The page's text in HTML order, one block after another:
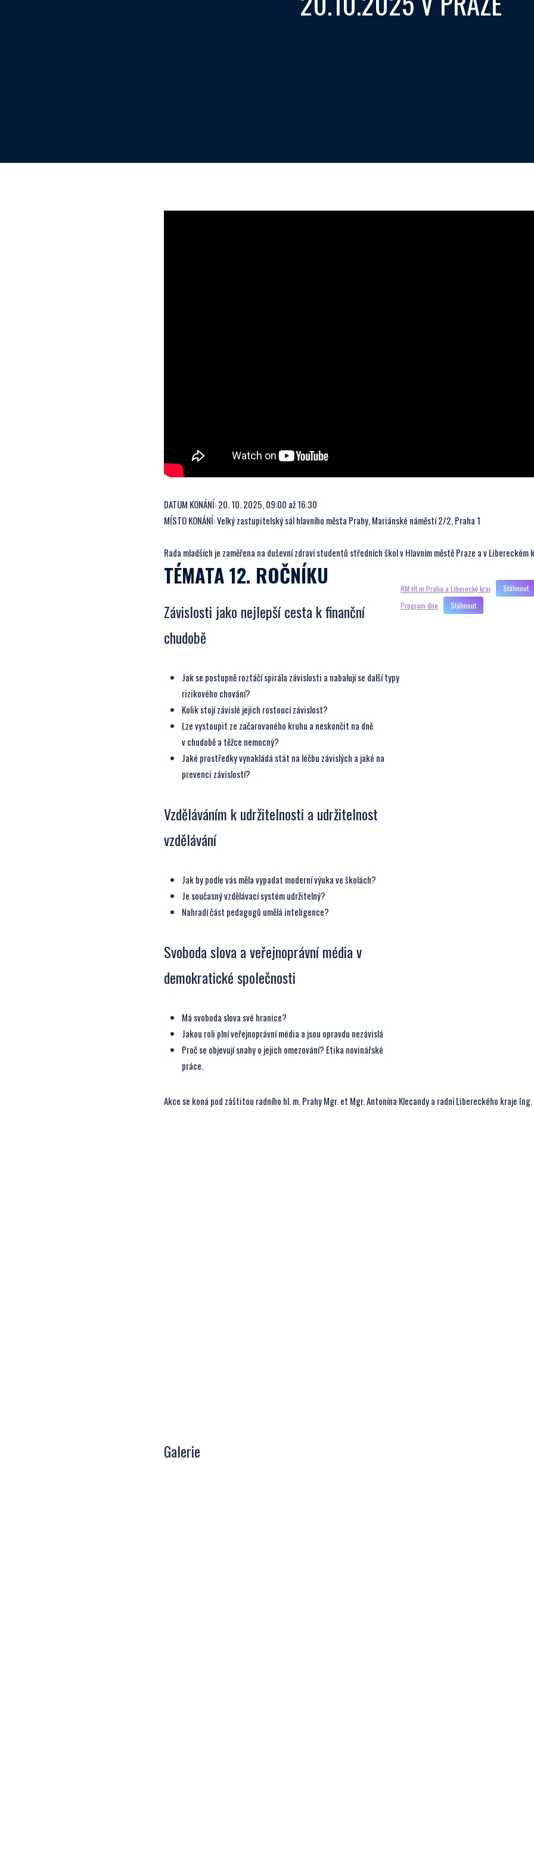
DATUM KONÁNÍ: 20. 10. 2025, 09:00 až 16:30
MÍSTO KONÁNÍ: Velký zastupitelský sál hlavního města Prahy, Mariánské náměstí 2/2, Praha 1
Rada mladších je zaměřena na duševní zdraví studentů středních škol v Hlavním městě Praze a v Libereckém
TÉMATA 12. ROČNÍKU
Závislosti jako nejlepší cesta k finanční
chudobě
Jak se postupně roztáčí spirála závislosti a nabalují se další typy
rizikového chování?
Kolik stojí závislé jejich rostoucí závislost?
Lze vystoupit ze začarovaného kruhu a neskončit na dně
v chudobě a těžce nemocný?
Jaké prostředky vynakládá stát na léčbu závislých a jaké na
prevenci závislostí?
Vzděláváním k udržitelnosti a udržitelnost
vzdělávání
Jak by podle vás měla vypadat moderní výuka ve školách?
Je současný vzdělávací systém udržitelný?
Nahradí část pedagogů umělá inteligence?
Svoboda slova a veřejnoprávní média v
demokratické společnosti
Má svoboda slova své hranice?
Jakou roli plní veřejnoprávní média a jsou opravdu nezávislá
Proč se objevují snahy o jejich omezování? Etika novinářské
práce.
RM Hl.m.Praha a Liberecký kraj
Stáhnout
Program dne
Stáhnout
Akce se koná pod záštitou radního hl. m. Prahy Mgr. et Mgr. Antonína Klecandy a radní Libereckého kraje
Galerie